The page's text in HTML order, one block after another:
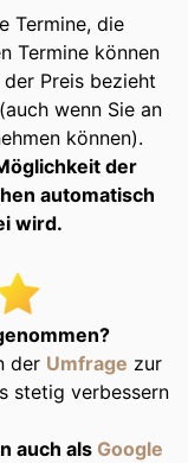
Termine, die
Termine können
Preis bezieht
wenn Sie an
können).
der
automatisch
wird.
der Umfrage zur
stetig verbessern
auch als Google